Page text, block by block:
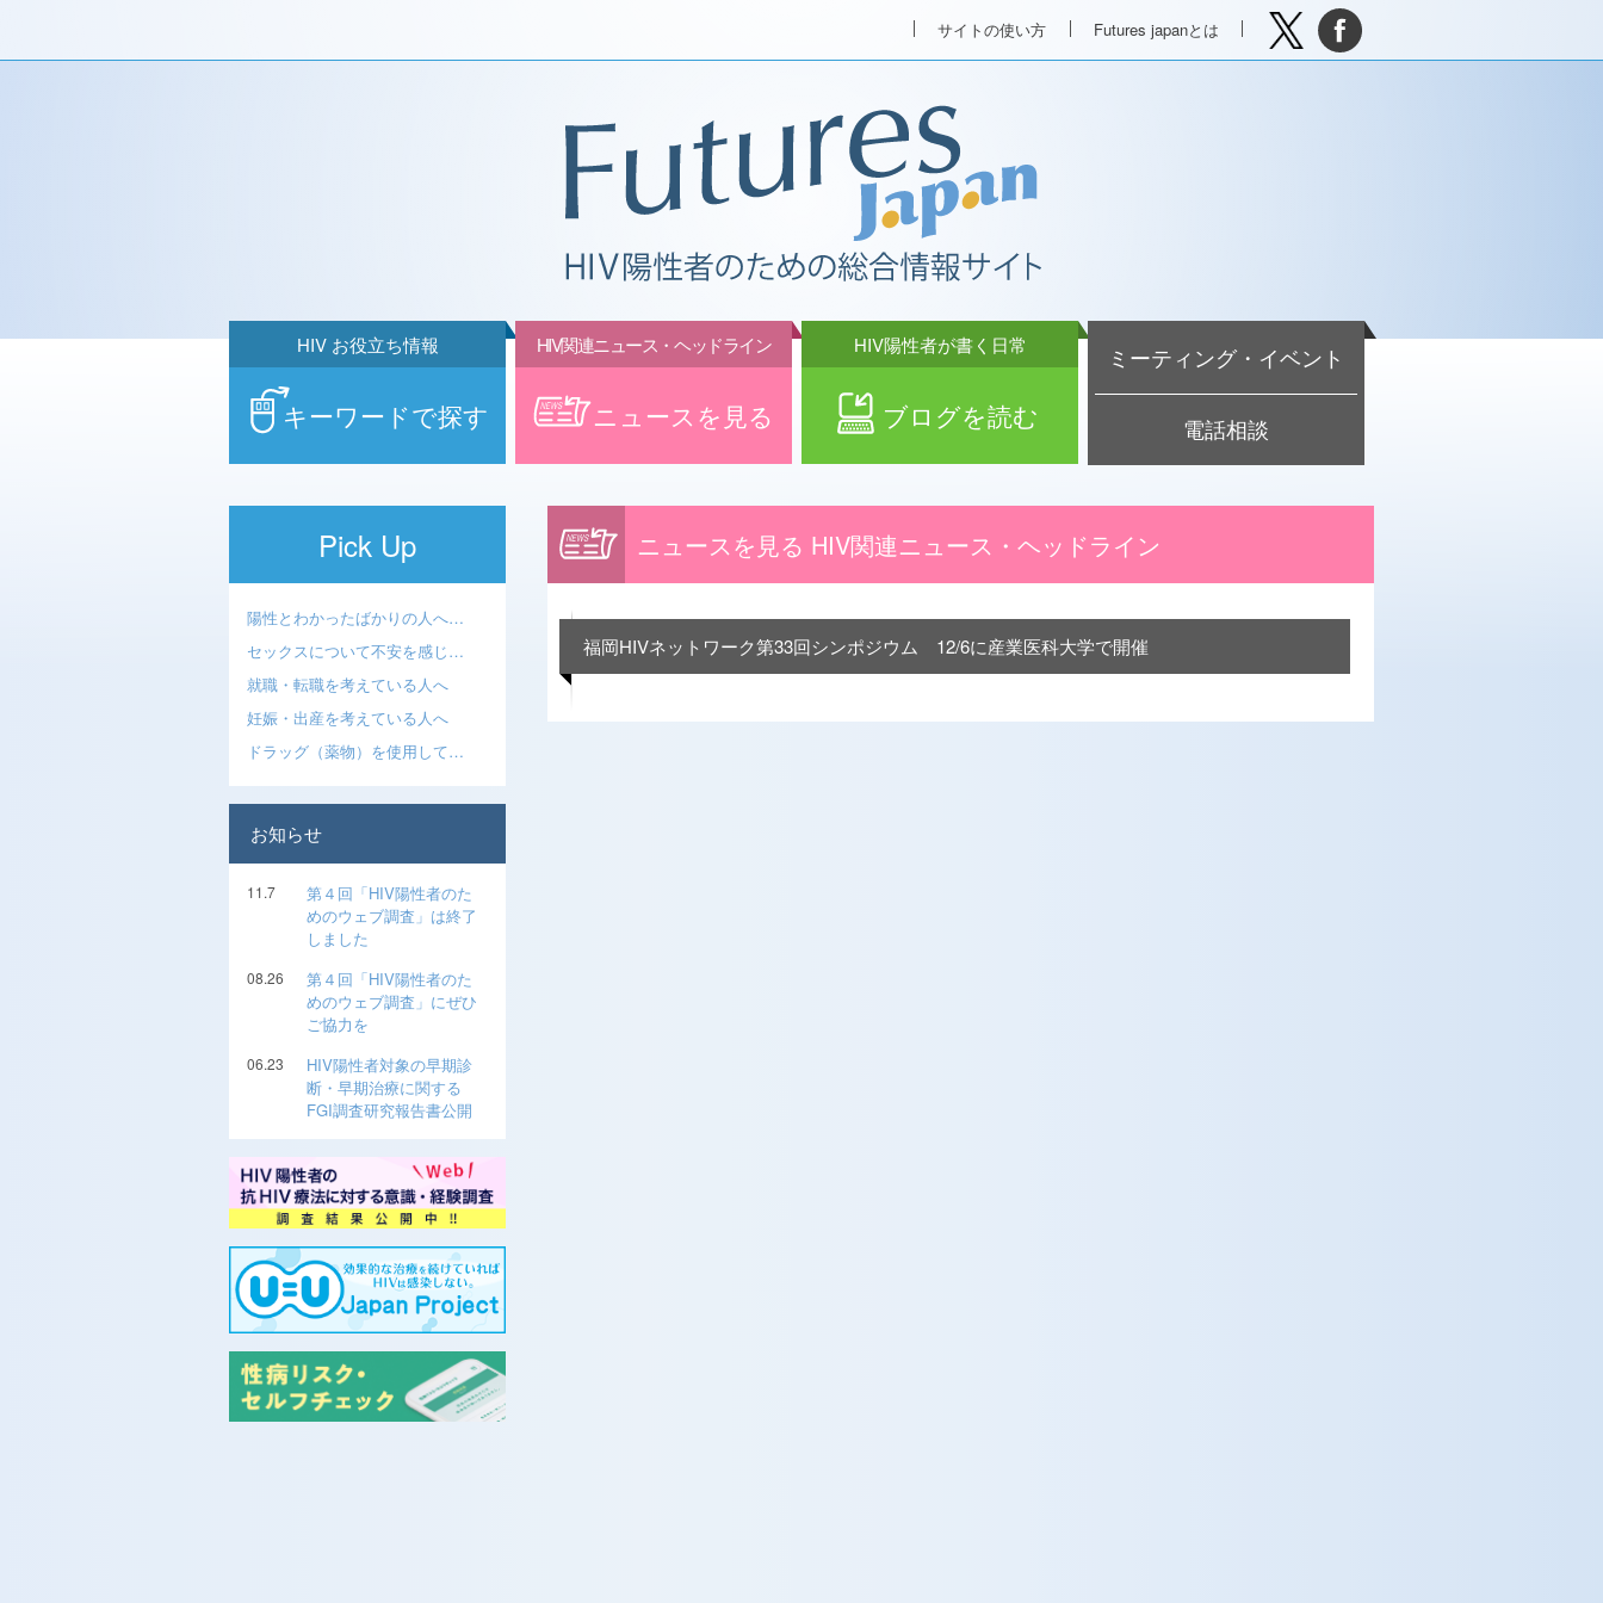
サイトの使い方 Futures japanとは
キーワードで探す
HIV お役立ち情報
ニュースを見る
HIV関連ニュース・ヘッドライン
ブログを読む
HIV陽性者が書く日常 ミーティング・イベント
電話相談
ニュースを見る HIV関連ニュース・ヘッドライン
福岡HIVネットワーク第33回シンポジウム 12/6に産業医科大学で開催
Pick Up
陽性とわかったばかりの人へ…
セックスについて不安を感じ…
就職・転職を考えている人へ
妊娠・出産を考えている人へ
ドラッグ（薬物）を使用して…
お知らせ
11.7
第４回「HIV陽性者のた
めのウェブ調査」は終了
しました
08.26
第４回「HIV陽性者のた
めのウェブ調査」にぜひ
ご協力を
06.23
HIV陽性者対象の早期診
断・早期治療に関する
FGI調査研究報告書公開